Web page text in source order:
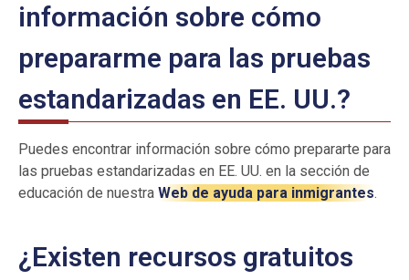
información sobre cómo
prepararme para las pruebas
estandarizadas en EE. UU.?
Puedes encontrar información sobre cómo prepararte para
las pruebas estandarizadas en EE. UU. en la sección de
educación de nuestra Web de ayuda para inmigrantes.
¿Existen recursos gratuitos